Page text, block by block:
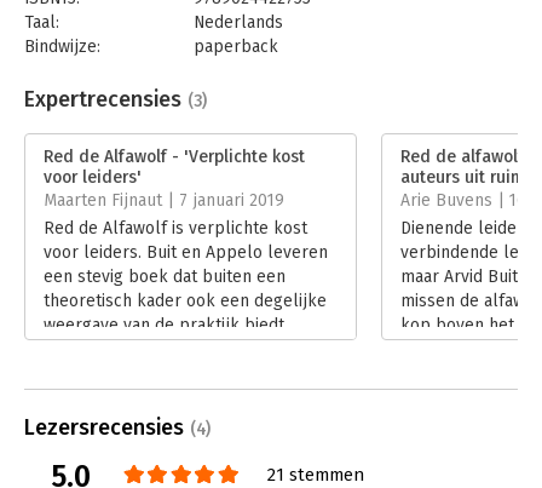
toepasbaar.'- David van Mechelen | Group Controller KLM |
Winnaar Leadership in Finance Award 2018
Taal:
Nederlands
Bindwijze:
paperback
Uitgever:
Boom
Verschijningsdatum:
20-9-2018
Hoofdrubriek: Leiderschap
Expertrecensies (3)
Red de Alfawolf - 'Verplichte kost
voor leiders'
Maarten Fijnaut | 7 januari 2019
Red de Alfawolf is verplichte kost
voor leiders. Buit en Appelo leveren
een stevig boek dat buiten een
theoretisch kader ook een degelijke
weergave van de praktijk biedt.
Red de alfawolf
auteurs uit ruime
Arie Buvens | 16
Dienende
verbindende
maar Arvid Buit
missen de
kop boven het
Lezersrecensies (4)
5.0 21 stemmen